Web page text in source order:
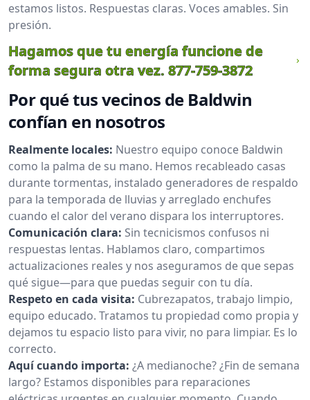
estamos listos. Respuestas claras. Voces amables. Sin
presión.
Hagamos que tu energía funcione de
forma segura otra vez. 877-759-3872
Por qué tus vecinos de Baldwin
confían en nosotros
Realmente locales: Nuestro equipo conoce Baldwin
como la palma de su mano. Hemos recableado casas
durante tormentas, instalado generadores de respaldo
para la temporada de lluvias y arreglado enchufes
cuando el calor del verano dispara los interruptores.
Comunicación clara: Sin tecnicismos confusos ni
respuestas lentas. Hablamos claro, compartimos
actualizaciones reales y nos aseguramos de que sepas
qué sigue—para que puedas seguir con tu día.
Respeto en cada visita: Cubrezapatos, trabajo limpio,
equipo educado. Tratamos tu propiedad como propia y
dejamos tu espacio listo para vivir, no para limpiar. Es lo
correcto.
Aquí cuando importa: ¿A medianoche? ¿Fin de semana
largo? Estamos disponibles para reparaciones